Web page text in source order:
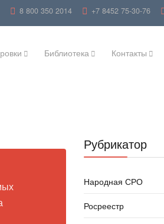
8 800 350 2014 +7 8452 75-30-76
Библиотека Контакты
Рубрикатор
Народная СРО
Росреестр